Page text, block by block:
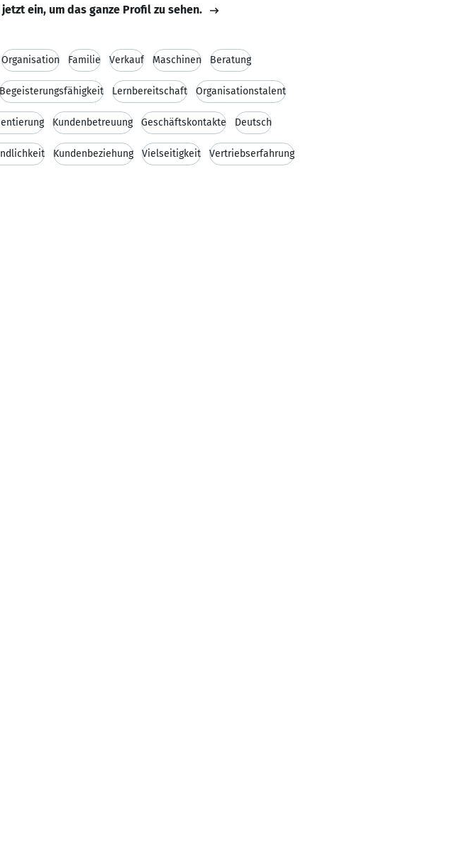
jetzt ein, um das ganze Profil zu sehen.
Organisation Familie Verkauf Maschinen Beratung
Begeisterungsfähigkeit Lernbereitschaft Organisationstalent
Kundenbetreuung Geschäftskontakte Deutsch
Kundenbeziehung Vielseitigkeit Vertriebserfahrung